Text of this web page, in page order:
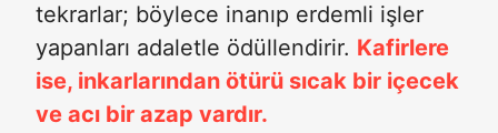
tekrarlar; böylece inanıp erdemli işler
yapanları adaletle ödüllendirir. Kafirlere
ise, inkarlarından ötürü sıcak bir içecek
ve acı bir azap vardır.